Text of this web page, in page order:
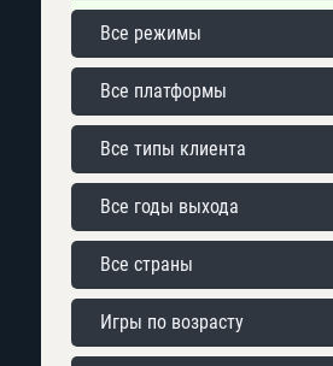
Все режимы
Все платформы
Все типы клиента
Все годы выхода
Все страны
Игры по возрасту